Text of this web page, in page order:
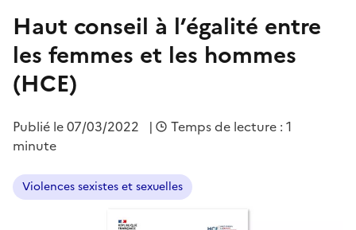
Haut conseil à l’égalité entre
les femmes et les hommes
(HCE)
Publié le07/03/2022 |
Temps de lecture : 1
minute
Violences sexistes et sexuelles